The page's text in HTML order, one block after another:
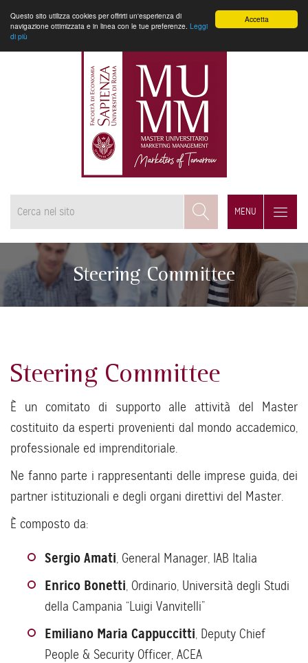
Accetta
Questo sito utilizza cookies per offrirti un'esperienza di
navigazione ottimizzata e in linea con le tue preferenze. Leggi
di più
MENU
Steering Committee
Steering Committee
È un comitato di supporto alle attività del Master
costituito da esperti provenienti dal mondo accademico,
professionale ed imprenditoriale.
Ne fanno parte i rappresentanti delle imprese guida, dei
partner istituzionali e degli organi direttivi del Master.
È composto da:
Sergio Amati, General Manager, IAB Italia
Enrico Bonetti, Ordinario, Università degli Studi
della Campania “Luigi Vanvitelli”
Emiliano Maria Cappuccitti, Deputy Chief
People & Security Officer, ACEA